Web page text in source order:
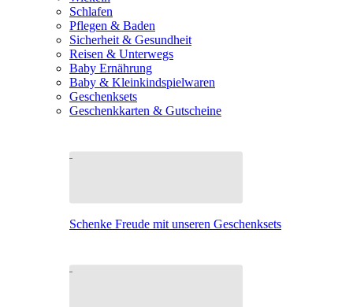
Schlafen
Pflegen & Baden
Sicherheit & Gesundheit
Reisen & Unterwegs
Baby Ernährung
Baby & Kleinkindspielwaren
Geschenksets
Geschenkkarten & Gutscheine
Schenke Freude mit unseren Geschenksets